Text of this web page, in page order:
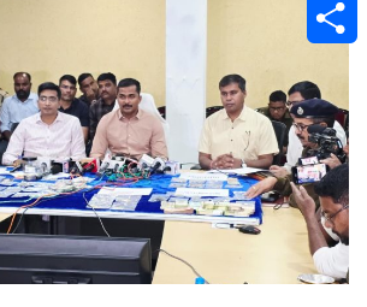
h
a
r
e